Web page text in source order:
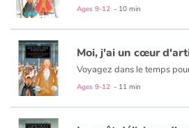
Ages 9-12 - 10 min
Moi, j'ai un cœur
Ages 9-12 - 11 min